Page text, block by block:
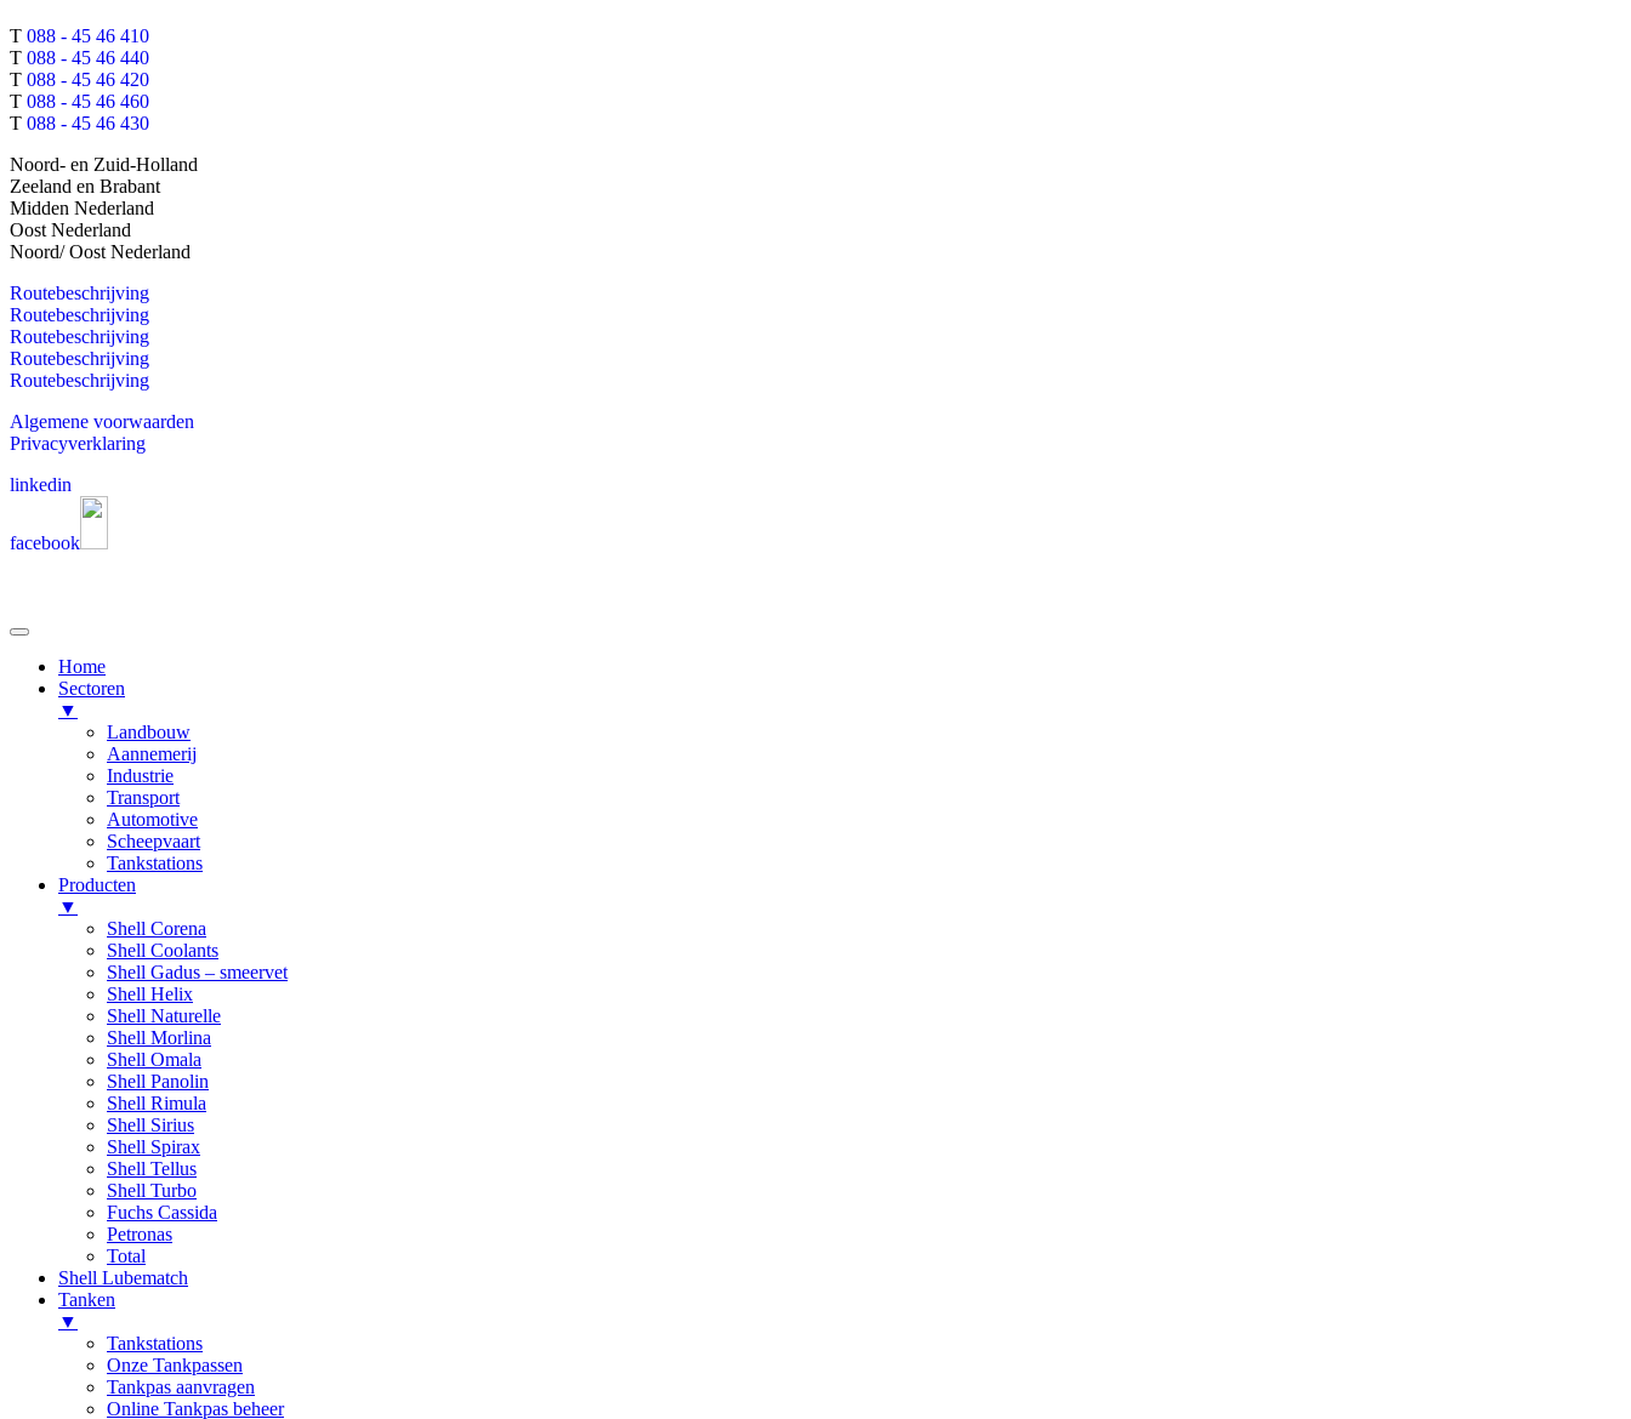
T 088 - 45 46 410
T 088 - 45 46 440
T 088 - 45 46 420
T 088 - 45 46 460
T 088 - 45 46 430
Noord- en Zuid-Holland
Zeeland en Brabant
Midden Nederland
Oost Nederland
Noord/ Oost Nederland
Routebeschrijving
Routebeschrijving
Routebeschrijving
Routebeschrijving
Routebeschrijving
Algemene voorwaarden
Privacyverklaring
linkedin
facebook
Home
Sectoren
▼
Landbouw
Aannemerij
Industrie
Transport
Automotive
Scheepvaart
Tankstations
Producten
▼
Shell Corena
Shell Coolants
Shell Gadus – smeervet
Shell Helix
Shell Naturelle
Shell Morlina
Shell Omala
Shell Panolin
Shell Rimula
Shell Sirius
Shell Spirax
Shell Tellus
Shell Turbo
Fuchs Cassida
Petronas
Total
Shell Lubematch
Tanken
▼
Tankstations
Onze Tankpassen
Tankpas aanvragen
Online Tankpas beheer